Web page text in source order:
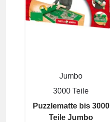
Jumbo
3000 Teile
Puzzlematte bis 3000
Teile Jumbo